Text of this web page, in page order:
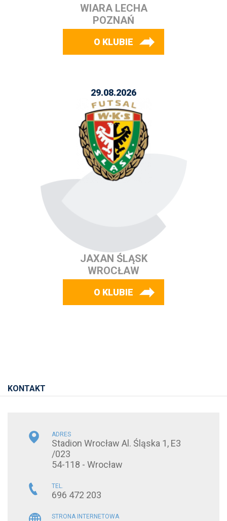
WIARA LECHA
POZNAŃ
O KLUBIE
29.08.2026
JAXAN ŚLĄSK
WROCŁAW
O KLUBIE
KONTAKT
ADRES
Stadion Wrocław Al. Śląska 1, E3
/023
54-118 - Wrocław
TEL.
696 472 203
STRONA INTERNETOWA